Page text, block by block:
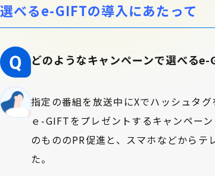
選べるe-GIFTの導入にあたって
どのようなキャンペーンで選べる
指定の番組を放送中にXでハッシュタ
ｅ-GIFTをプレゼントするキャンペー
のもののPR促進と、スマホなどから
た。